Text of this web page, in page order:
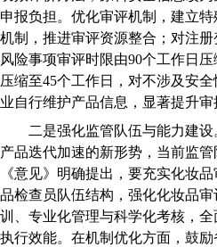
申报负担。优化审评机制，建立
机制，推进审评资源整合；对注
风险事项审评时限由90个工作日
压缩至45个工作日，对不涉及安
业自行维护产品信息，显著提升审
二是强化监管队伍与能力建设
产品迭代加速的新形势，当前监管
《意见》明确提出，要充实化妆
品检查员队伍结构，强化化妆品
训、专业化管理与科学化考核，
执行效能。在机制优化方面，鼓